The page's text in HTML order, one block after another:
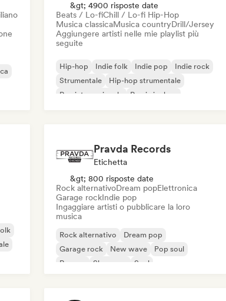
&gt; 4900 risposte date
Beats / Lo-fiChill / Lo-fi Hip-Hop
Musica classicaMusica countryDrill/Jersey
Aggiungere artisti nelle mie playlist più
seguite
Hip-hop Indie folk Indie pop
Indie rock
Strumentale
Hip-hop strumentale
Rap internazionale
Rap in inglese
Pravda Records
Etichetta
&gt; 800 risposte date
Rock alternativoDream popElettronica
Garage rockIndie pop
Ingaggiare artisti o pubblicare la loro
musica
Rock alternativo
Dream pop
Garage rock
New wave
Pop soul
Reggae
Shoegaze Soul